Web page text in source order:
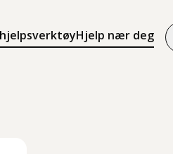
Hjelp nær deg